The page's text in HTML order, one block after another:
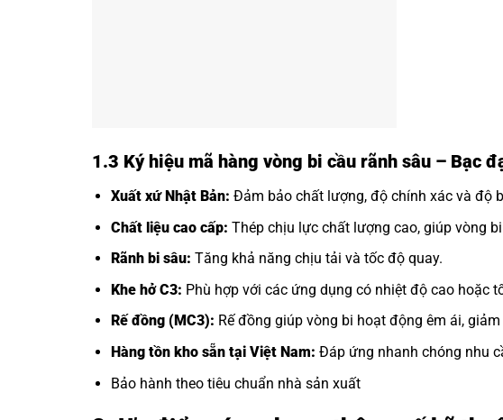
1.3 Ký hiệu mã hàng vòng bi cầu rãnh sâu – Bạc
Xuất xứ Nhật Bản: Đảm bảo chất lượng, độ chính xác và độ
Chất liệu cao cấp: Thép chịu lực chất lượng cao, giúp vòng
Rãnh bi sâu: Tăng khả năng chịu tải và tốc độ quay.
Khe hở C3: Phù hợp với các ứng dụng có nhiệt độ cao hoặc
Rế đồng (MC3): Rế đồng giúp vòng bi hoạt động êm ái,
Hàng tồn kho sẵn tại Việt Nam: Đáp ứng nhanh chóng nhu
Bảo hành theo tiêu chuẩn nhà sản xuất